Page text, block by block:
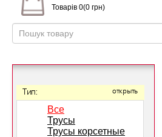
Товарів 0(0 грн)
Тип: открыть
Все
Трусы
Трусы корсетные